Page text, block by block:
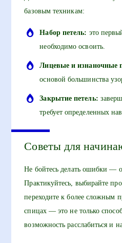
базовым техникам:
Набор петель: это
необходимо освоить.
Лицевые и изнаночные
основой большинства
Закрытие петель:
требует определенных
Советы для
Не бойтесь делать ошибки —
Практикуйтесь, выбирайте
переходите к более сложным
спицах — это не только
возможность расслабиться и